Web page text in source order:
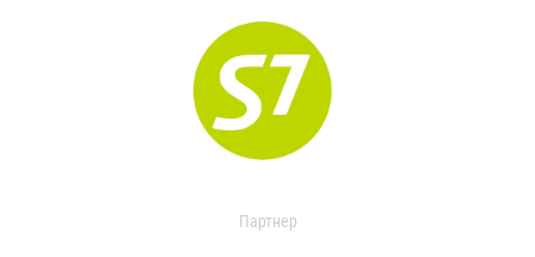
Партнер